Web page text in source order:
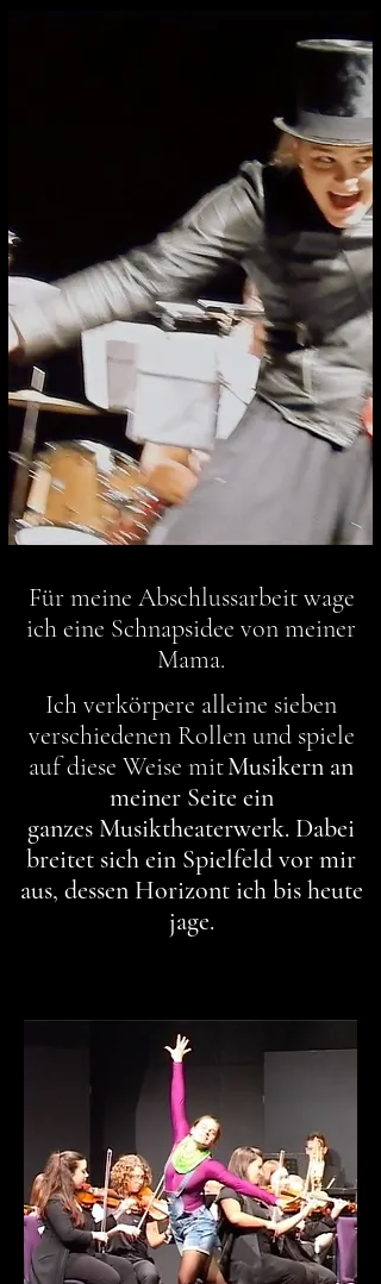
Für meine Abschlussarbeit wage
ich eine Schnapsidee von meiner
Mama.
Ichverkörpere alleine sieben
verschiedenen Rollen und spiele
auf diese Weise mitMusikern an
meiner Seite ein
ganzes Musiktheaterwerk. Dabei
breitet sich ein Spielfeld vor mir
aus, dessen Horizont ich bis heute
jage.